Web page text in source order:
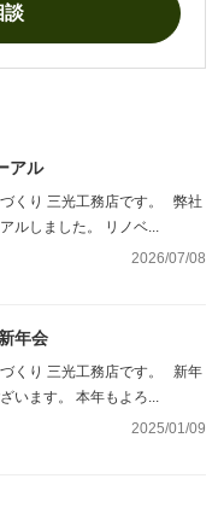
談
アル
くり 三光工務店です。 弊社
ルしました。 リノベ...
2026/07/08
年会
くり 三光工務店です。 新年
います。 本年もよろ...
2025/01/09